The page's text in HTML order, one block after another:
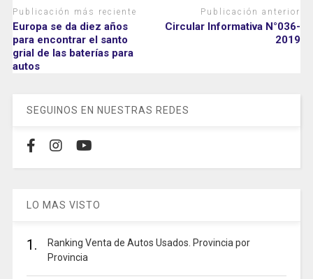
Publicación más reciente
Europa se da diez años
para encontrar el santo
grial de las baterías para
autos
Publicación anterior
Circular Informativa N°036-
2019
SEGUINOS EN NUESTRAS REDES
LO MAS VISTO
1.
Ranking Venta de Autos Usados. Provincia por
Provincia